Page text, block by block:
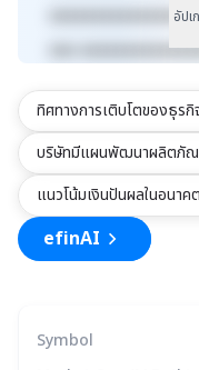
xxx
xxxxxxxxxxx
อัป
ทิศทางการเติบโตของธุรกิ
บริษัทมีแผนพัฒนาผลิตภัณ
แนวโน้มเงินปันผลในอนา
efinAI
Symbol